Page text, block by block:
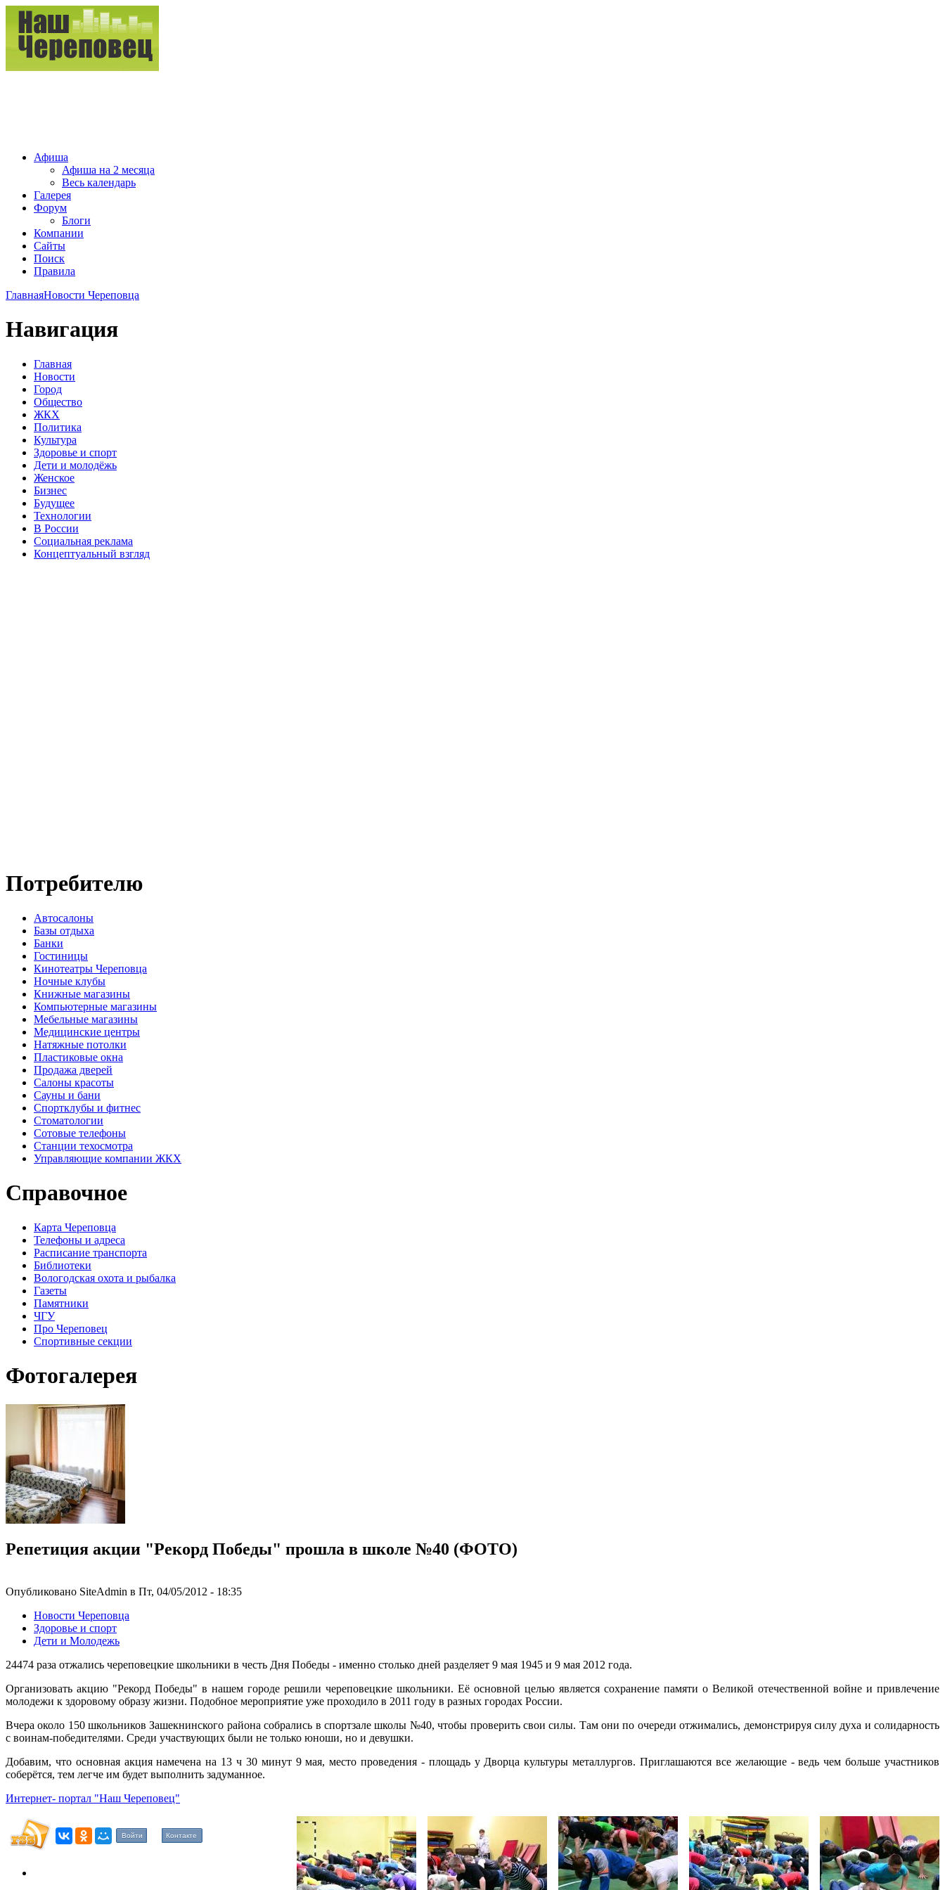
Афиша
Афиша на 2 месяца
Весь календарь
Галерея
Форум
Блоги
Компании
Сайты
Поиск
Правила
ГлавнаяНовости Череповца
Навигация
Главная
Новости
Город
Общество
ЖКХ
Политика
Культура
Здоровье и спорт
Дети и молодёжь
Женское
Бизнес
Будущее
Технологии
В России
Социальная реклама
Концептуальный взгляд
Потребителю
Автосалоны
Базы отдыха
Банки
Гостиницы
Кинотеатры Череповца
Ночные клубы
Книжные магазины
Компьютерные магазины
Мебельные магазины
Медицинские центры
Натяжные потолки
Пластиковые окна
Продажа дверей
Салоны красоты
Сауны и бани
Спортклубы и фитнес
Стоматологии
Сотовые телефоны
Станции техосмотра
Управляющие компании ЖКХ
Справочное
Карта Череповца
Телефоны и адреса
Расписание транспорта
Библиотеки
Вологодская охота и рыбалка
Газеты
Памятники
ЧГУ
Про Череповец
Спортивные секции
Фотогалерея
Репетиция акции "Рекорд Победы" прошла в школе №40 (ФОТО)
Опубликовано SiteAdmin в Пт, 04/05/2012 - 18:35
Новости Череповца
Здоровье и спорт
Дети и Молодежь
24474 раза отжались череповецкие школьники в честь Дня Победы - именно столько дней разделяет 9 мая 1945 и 9 мая 2012 года.
Организовать акцию "Рекорд Победы" в нашем городе решили череповецкие школьники. Её основной целью является сохранение памяти о Великой отечественной войне и привлечение
молодежи к здоровому образу жизни. Подобное мероприятие уже проходило в 2011 году в разных городах России.
Вчера около 150 школьников Зашекнинского района собрались в спортзале школы №40, чтобы проверить свои силы. Там они по очереди отжимались, демонстрируя силу духа и солидарность
с воинам-победителями. Среди участвующих были не только юноши, но и девушки.
Добавим, что основная акция намечена на 13 ч 30 минут 9 мая, место проведения - площадь у Дворца культуры металлургов. Приглашаются все желающие - ведь чем больше участников
соберётся, тем легче им будет выполнить задуманное.
Интернет- портал "Наш Череповец"
Войти Контакте